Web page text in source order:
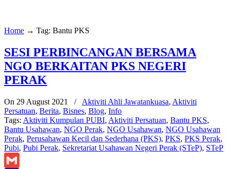
Home → Tag: Bantu PKS
SESI PERBINCANGAN BERSAMA
NGO BERKAITAN PKS NEGERI
PERAK
On 29 August 2021 / Aktiviti Ahli Jawatankuasa, Aktiviti
Persatuan, Berita, Bisnes, Blog, Info
Tags: Aktiviti Kumpulan PUBI, Aktiviti Persatuan, Bantu PKS,
Bantu Usahawan, NGO Perak, NGO Usahawan, NGO Usahawan
Perak, Perusahawan Kecil dan Sederhana (PKS), PKS, PKS Perak,
Pubi, Pubi Perak, Sekretariat Usahawan Negeri Perak (STeP), STeP